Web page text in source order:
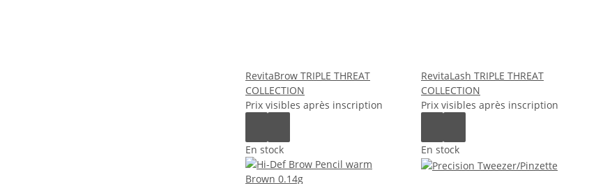
RevitaBrow TRIPLE THREAT
COLLECTION
Prix visibles après inscription
RevitaLash TRIPLE THREAT
COLLECTION
Prix visibles après inscription
En stock En stock